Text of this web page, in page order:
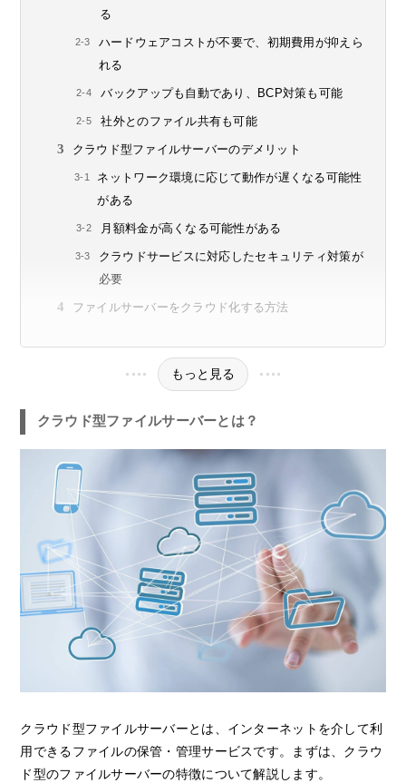
る
ハードウェアコストが不要で、初期費用が抑えら
れる
バックアップも自動であり、BCP対策も可能
社外とのファイル共有も可能
クラウド型ファイルサーバーのデメリット
ネットワーク環境に応じて動作が遅くなる可能性
がある
月額料金が高くなる可能性がある
クラウドサービスに対応したセキュリティ対策が
必要
ファイルサーバーをクラウド化する方法
もっと見る
クラウド型ファイルサーバーとは？
クラウド型ファイルサーバーとは、インターネットを介して利
用できるファイルの保管・管理サービスです。まずは、クラウ
ド型のファイルサーバーの特徴について解説します。